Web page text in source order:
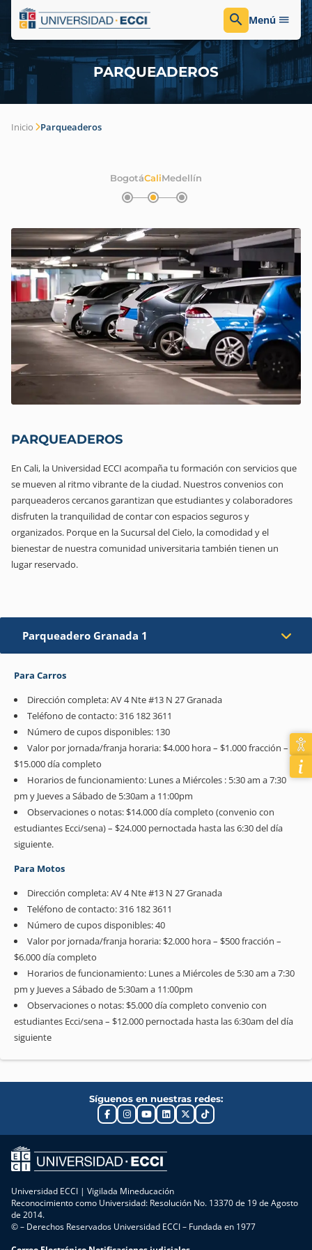
Menú
PARQUEADEROS
Inicio Parqueaderos
BogotáCaliMedellín
PARQUEADEROS
En Cali, la Universidad ECCI acompaña tu formación con servicios que
se mueven al ritmo vibrante de la ciudad. Nuestros convenios con
parqueaderos cercanos garantizan que estudiantes y colaboradores
disfruten la tranquilidad de contar con espacios seguros y
organizados. Porque en la Sucursal del Cielo, la comodidad y el
bienestar de nuestra comunidad universitaria también tienen un
lugar reservado.
Parqueadero Granada 1
Para Carros
Dirección completa: AV 4 Nte #13 N 27 Granada
Teléfono de contacto: 316 182 3611
Número de cupos disponibles: 130
Valor por jornada/franja horaria:$4.000 hora – $1.000 fracción –
$15.000 día completo
Horarios de funcionamiento: Lunes a Miércoles : 5:30 am a 7:30
pm y Jueves a Sábado de 5:30am a 11:00pm
Observaciones o notas:$14.000 día completo (convenio con
estudiantes Ecci/sena) – $24.000 pernoctada hasta las 6:30 del día
siguiente.
Para Motos
Dirección completa: AV 4 Nte #13 N 27 Granada
Teléfono de contacto: 316 182 3611
Número de cupos disponibles: 40
Valor por jornada/franja horaria: $2.000 hora – $500 fracción –
$6.000 día completo
Horarios de funcionamiento: Lunes a Miércoles de 5:30 am a 7:30
pm y Jueves a Sábado de 5:30am a 11:00pm
Observaciones o notas: $5.000 día completo convenio con
estudiantes Ecci/sena – $12.000 pernoctada hasta las 6:30am del día
siguiente
Síguenos en nuestras redes:
Universidad ECCI | Vigilada Mineducación
Reconocimiento como Universidad: Resolución No. 13370 de 19 de Agosto
de 2014.
© – Derechos Reservados Universidad ECCI – Fundada en 1977